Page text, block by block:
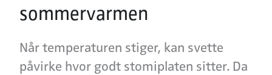
sommervarmen
Når temperaturen stiger, kan svette
påvirke hvor godt stomiplaten sitter. Da